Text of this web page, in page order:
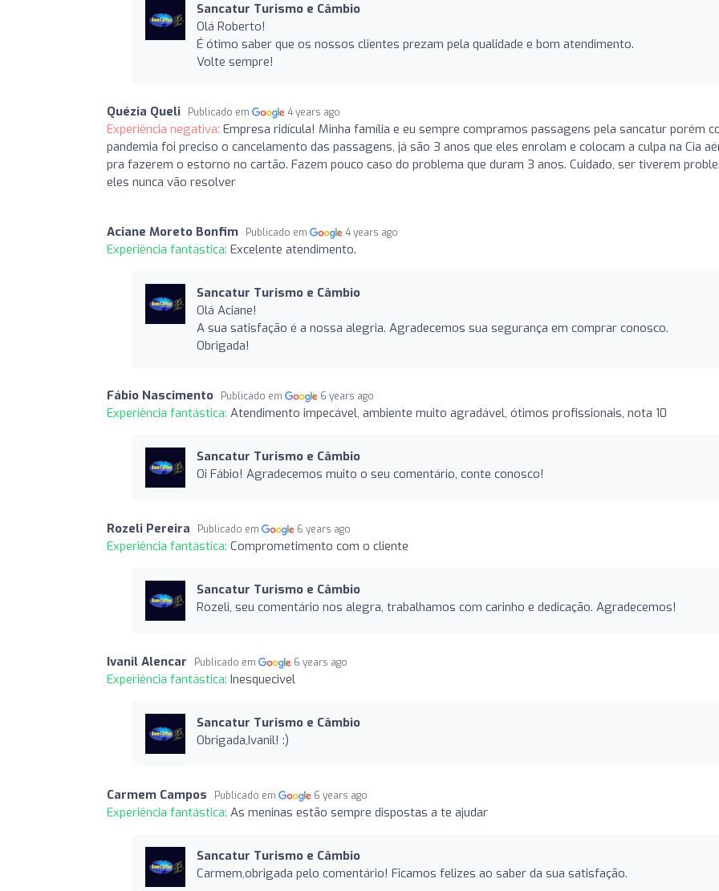
Sancatur Turismo e Câmbio
Olá Roberto!
É ótimo saber que os nossos clientes prezam pela qualidade e bom atendimento.
Volte sempre!
Quézia Queli Publicado em 4 years ago
Experiência negativa: Empresa ridícula! Minha família e eu sempre compramos passagens pela sancatur porém
pandemia foi preciso o cancelamento das passagens, já são 3 anos que eles enrolam e colocam a culpa na Cia
pra fazerem o estorno no cartão. Fazem pouco caso do problema que duram 3 anos. Cuidado, ser tiverem
eles nunca vão resolver
Aciane Moreto Bonfim Publicado em 4 years ago
Experiência fantástica: Excelente atendimento.
Sancatur Turismo e Câmbio
Olá Aciane!
A sua satisfação é a nossa alegria. Agradecemos sua segurança em comprar conosco.
Obrigada!
Fábio Nascimento Publicado em 6 years ago
Experiência fantástica: Atendimento impecável, ambiente muito agradável, ótimos profissionais, nota 10
Sancatur Turismo e Câmbio
Oi Fábio! Agradecemos muito o seu comentário, conte conosco!
Rozeli Pereira Publicado em 6 years ago
Experiência fantástica: Comprometimento com o cliente
Sancatur Turismo e Câmbio
Rozeli, seu comentário nos alegra, trabalhamos com carinho e dedicação. Agradecemos!
Ivanil Alencar Publicado em 6 years ago
Experiência fantástica: Inesquecivel
Sancatur Turismo e Câmbio
Obrigada,Ivanil! :)
Carmem Campos Publicado em 6 years ago
Experiência fantástica: As meninas estão sempre dispostas a te ajudar
Sancatur Turismo e Câmbio
Carmem,obrigada pelo comentário! Ficamos felizes ao saber da sua satisfação.